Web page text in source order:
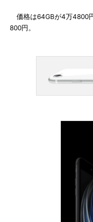
価格は64GBが4万4800
800円。